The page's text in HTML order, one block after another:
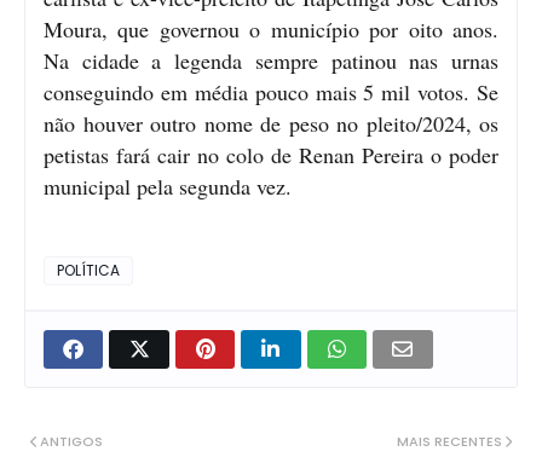
Moura, que governou o município por oito anos.
Na cidade a legenda sempre patinou nas urnas
conseguindo em média pouco mais 5 mil votos. Se
não houver outro nome de peso no pleito/2024, os
petistas fará cair no colo de Renan Pereira o poder
municipal pela segunda vez.
POLÍTICA
MAIS RECENTES
ANTIGOS